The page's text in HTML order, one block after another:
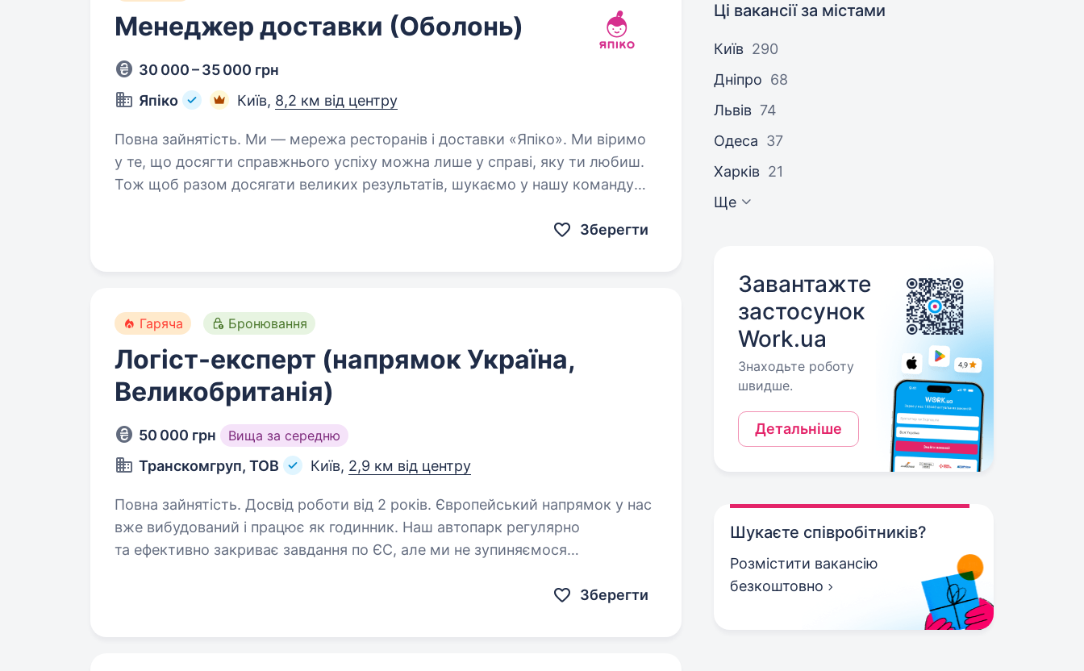
Менеджер доставки (Оболонь)
30 000 – 35 000 грн
Япіко
Київ, 8,2 км від центру
Повна зайнятість. Ми — мережа ресторанів і доставки «Япіко». Ми віримо
у те, що досягти справжнього успіху можна лише у справі, яку ти любиш.
Тож щоб разом досягати великих результатів, шукаємо у нашу команду
Зберегти
Гаряча Бронювання
Логіст-експерт (напрямок Україна,
Великобританія)
50 000 грн Вища за середню
Транскомгруп, ТОВ Київ, 2,9 км від центру
Повна зайнятість. Досвід роботи від 2 років. Європейський напрямок у нас
вже вибудований і працює як годинник. Наш автопарк регулярно
та ефективно закриває завдання по ЄС, але ми не зупиняємося
Зберегти
Ці вакансії за містами
Київ 290
Дніпро 68
Львів 74
Одеса 37
Харків 21
Ще
Завантажте
застосунок
Work.ua
Знаходьте роботу
швидше.
Детальніше
Шукаєте співробітників?
Розмістити вакансію
безкоштовно